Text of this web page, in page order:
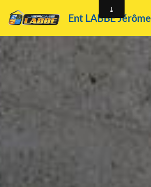
Ent LABBÉ Jérôme